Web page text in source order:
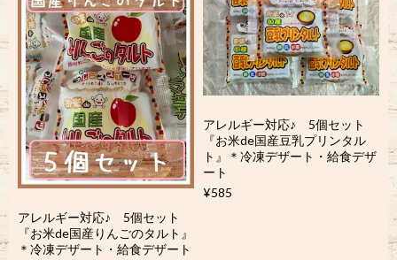
アレルギー対応♪ 5個セット
『お米de国産りんごのタルト』
＊冷凍デザート・給食デザート
アレルギー対応♪ 5個セット
『お米de国産豆乳プリンタル
ト』＊冷凍デザート・給食デザ
ート
¥585